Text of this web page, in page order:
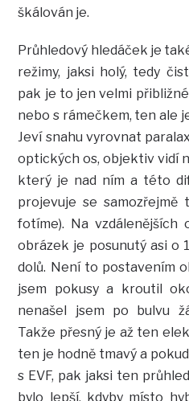
škálován je.
Průhledový hledáček je
režimy, jaksi holý, tedy
pak je to jen velmi
nebo s rámečkem, ten ale
Jeví snahu vyrovnat
optických os, objektiv vidí
který je nad ním a této
projevuje se
fotíme). Na vzdálenějších
obrázek je posunutý asi o
dolů. Není to postavením
jsem pokusy a kroutil
nenašel jsem po bulvu
Takže přesný je až ten
ten je hodně tmavý a
s EVF, pak jaksi ten
bylo lepší, kdyby místo